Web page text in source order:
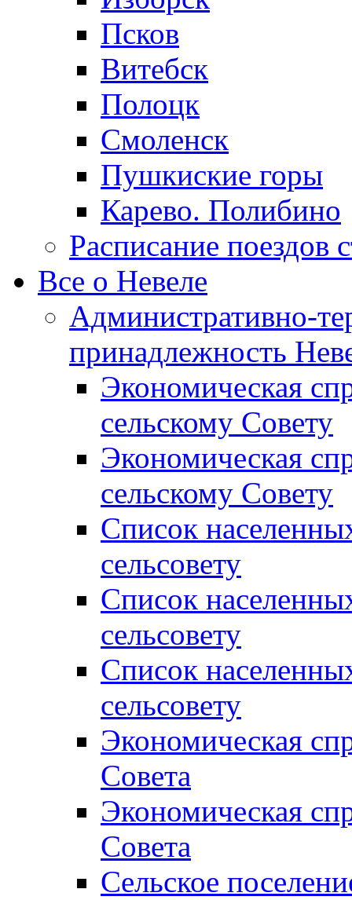
Псков
Витебск
Полоцк
Смоленск
Пушкиские горы
Карево. Полибино
Расписание поездов
Все о Невеле
Административно-
принадлежность
Экономическая
сельскому Совету
Экономическая
сельскому Совету
Список
сельсовету
Список
сельсовету
Список
сельсовету
Экономическая
Совета
Экономическая
Совета
Сельское